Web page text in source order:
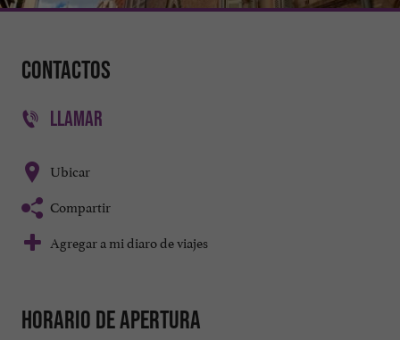
Contactos
LLAMAR
Ubicar
Compartir
Agregar a mi diaro de viajes
Horario de apertura